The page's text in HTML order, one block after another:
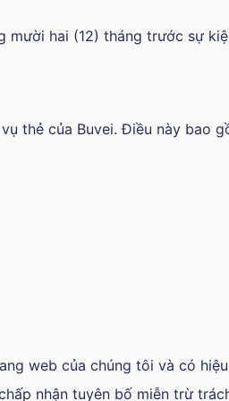
mười hai (12) tháng trước sự
thẻ của Buvei. Điều này bao
web của chúng tôi và có
nhận tuyên bố miễn trừ